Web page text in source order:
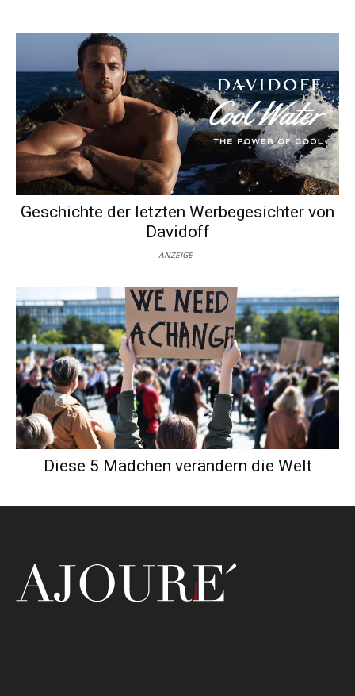
Geschichte der letzten Werbegesichter von
Davidoff
ANZEIGE
Diese 5 Mädchen verändern die Welt